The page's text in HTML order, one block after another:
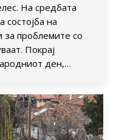
На средбата
состојба на
за проблемите со
Покрај
ден,…